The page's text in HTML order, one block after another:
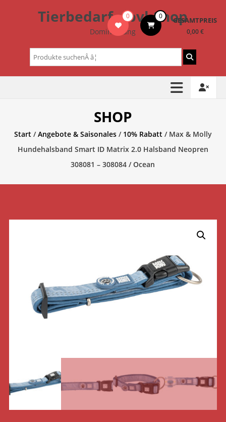
Tierbedarf – bvl-Shop
Dominik Lang
0 0 GESAMTPREIS
0,00 €
Suchen
nach:
SHOP
Start/Angebote & Saisonales/ 10% Rabatt/ Max & Molly
Hundehalsband Smart ID Matrix 2.0 Halsband Neopren
308081 – 308084 / Ocean